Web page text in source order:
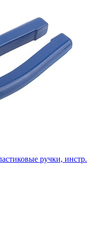
ручки, инстр.